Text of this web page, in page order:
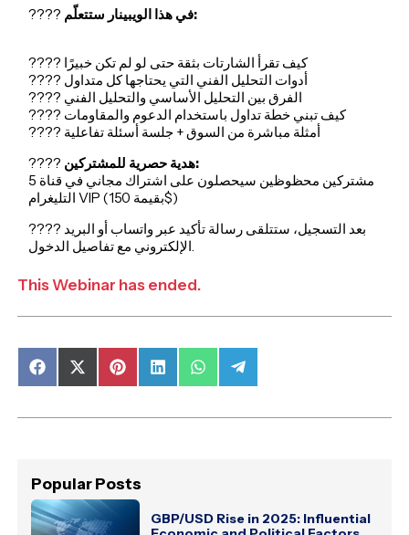
????
في هذا الويبينار ستتعلّم:
???? كيف تقرأ الشارتات بثقة حتى لو لم تكن خبيرًا
???? أدوات التحليل الفني التي يحتاجها كل متداول
???? الفرق بين التحليل الأساسي والتحليل الفني
???? كيف تبني خطة تداول باستخدام الدعوم والمقاومات
????️ أمثلة مباشرة من السوق + جلسة أسئلة تفاعلية
????
هدية حصرية للمشتركين:
5 مشتركين محظوظين سيحصلون على اشتراك مجاني في قناة
التليغرام VIP (بقيمة 150$)
???? بعد التسجيل، ستتلقى رسالة تأكيد عبر واتساب أو البريد
This Webinar has ended.
Share
on
Share
on
(Twitter)
Share
on
Share
on
Share
on
Share
on
Popular Posts
GBP/USD Rise in 2025: Influential